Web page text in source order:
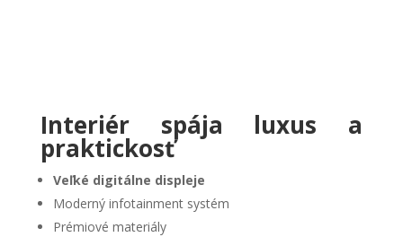
Interiér spája luxus a
praktickosť
Veľké digitálne displeje
Moderný infotainment systém
Prémiové materiály